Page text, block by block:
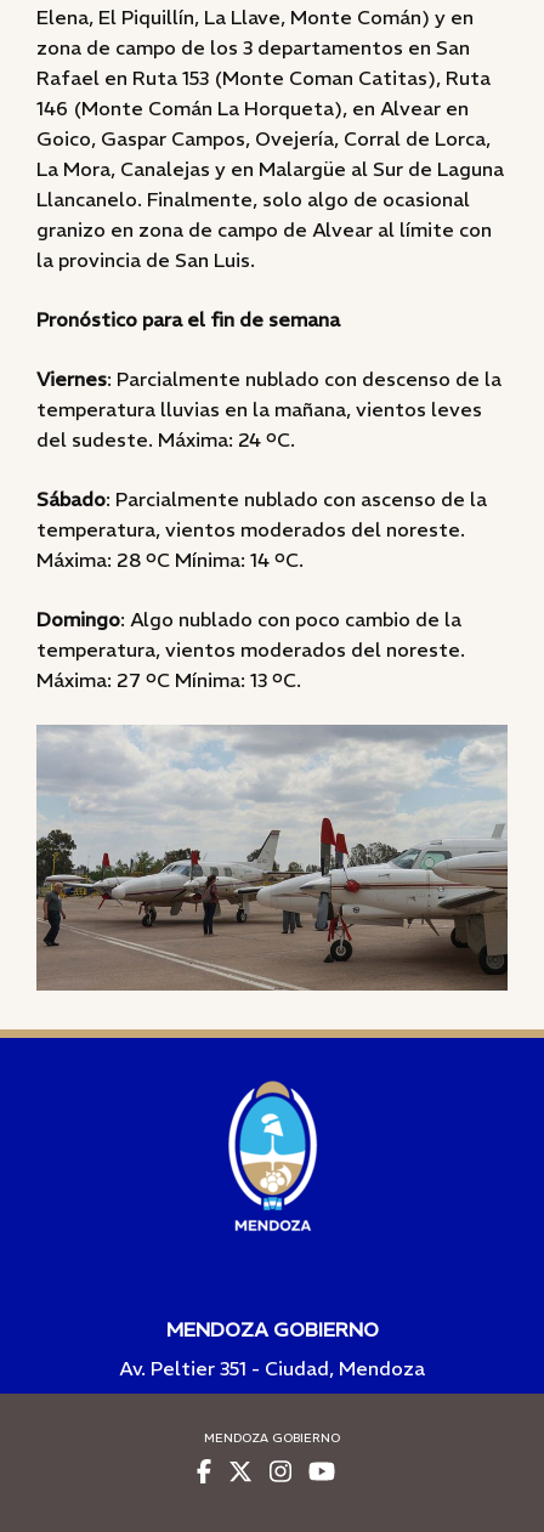
Elena, El Piquillín, La Llave, Monte Comán) y en
zona de campo de los 3 departamentos en San
Rafael en Ruta 153 (Monte Coman Catitas), Ruta
146 (Monte Comán La Horqueta), en Alvear en
Goico, Gaspar Campos, Ovejería, Corral de Lorca,
La Mora, Canalejas y en Malargüe al Sur de Laguna
Llancanelo. Finalmente, solo algo de ocasional
granizo en zona de campo de Alvear al límite con
la provincia de San Luis.
Pronóstico para el fin de semana
Viernes: Parcialmente nublado con descenso de la
temperatura lluvias en la mañana, vientos leves
del sudeste. Máxima: 24 ºC.
Sábado: Parcialmente nublado con ascenso de la
temperatura, vientos moderados del noreste.
Máxima: 28 ºC Mínima: 14 ºC.
Domingo: Algo nublado con poco cambio de la
temperatura, vientos moderados del noreste.
Máxima: 27 ºC Mínima: 13 ºC.
MENDOZA GOBIERNO
Av. Peltier 351 - Ciudad, Mendoza
MENDOZA GOBIERNO